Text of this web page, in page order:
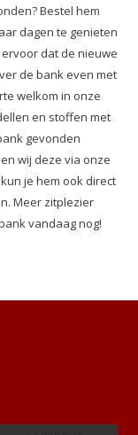
Bestel hem
dagen te genieten
dat de nieuwe
de bank even met
welkom in onze
en stoffen met
gevonden
wij deze via onze
je hem ook direct
Meer zitplezier
vandaag nog!